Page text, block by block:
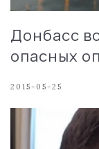
Донбасс
опасных
2015-05-25